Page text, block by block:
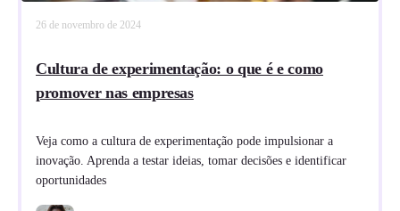
26 de novembro de 2024
Cultura de experimentação: o que é e como
promover nas empresas
Veja como a cultura de experimentação pode impulsionar a
inovação. Aprenda a testar ideias, tomar decisões e identificar
oportunidades